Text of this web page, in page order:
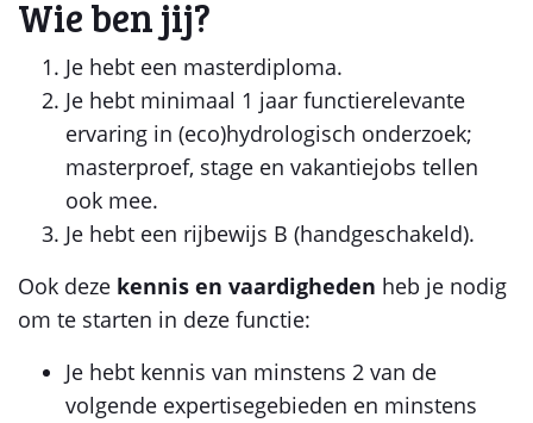
Wie ben jij?
Je hebt een masterdiploma.
Je hebt minimaal 1 jaar functierelevante
ervaring in (eco)hydrologisch onderzoek;
masterproef, stage en vakantiejobs tellen
ook mee.
Je hebt een rijbewijs B (handgeschakeld).
Ook deze kennis en vaardigheden heb je nodig
om te starten in deze functie:
Je hebt kennis van minstens 2 van de
volgende expertisegebieden en minstens